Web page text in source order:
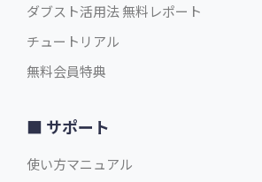
ダブスト活用法 無料レポート
チュートリアル
無料会員特典
サポート
使い方マニュアル